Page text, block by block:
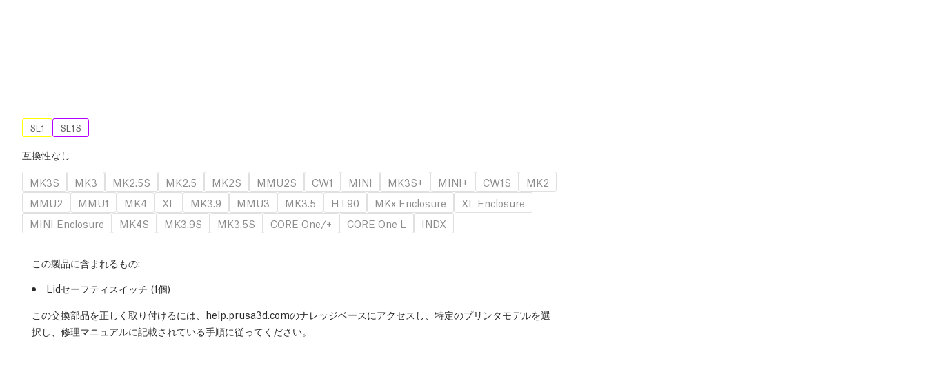
SL1 SL1S
互換性なし
MK3S
MK3 MK2.5S MK2.5 MK2S MMU2S CW1 MINI MK3S+ MINI+ CW1S
MK2
MMU2
MMU1 MK4 XL MK3.9 MMU3 MK3.5 HT90 MKx Enclosure
XL Enclosure
MINI Enclosure
MK4S MK3.9S MK3.5S CORE One/+ CORE One L INDX
この製品に含まれるもの:
Lidセーフティスイッチ (1個)
この交換部品を正しく取り付けるには、 help.prusa3d.comのナレッジベースにアクセスし、特定のプリンタモデルを選
択し、修理マニュアルに記載されている手順に従ってください。